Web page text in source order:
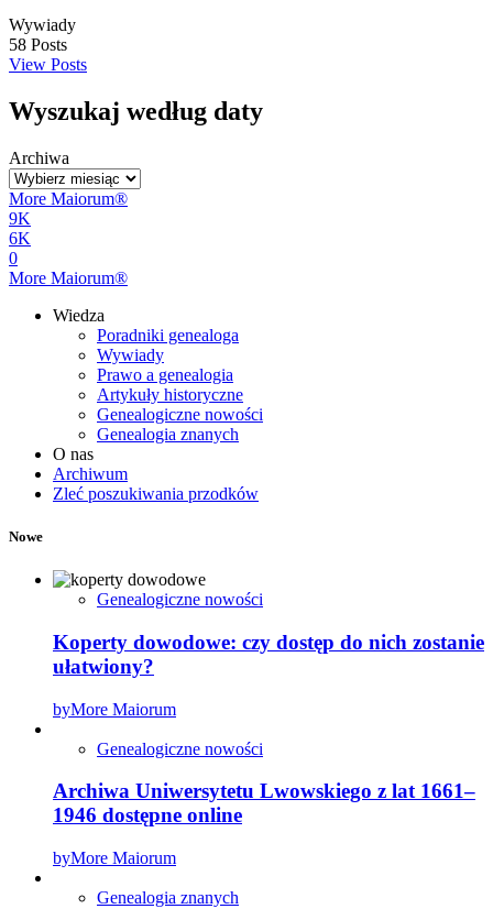
Wywiady
58 Posts
View Posts
Wyszukaj według daty
Archiwa
More Maiorum®
9K
6K
0
More Maiorum®
Wiedza
Poradniki genealoga
Wywiady
Prawo a genealogia
Artykuły historyczne
Genealogiczne nowości
Genealogia znanych
O nas
Archiwum
Zleć poszukiwania przodków
Nowe
Genealogiczne nowości
Koperty dowodowe: czy dostęp do nich zostanie
ułatwiony?
byMore Maiorum
Genealogiczne nowości
Archiwa Uniwersytetu Lwowskiego z lat 1661–
1946 dostępne online
byMore Maiorum
Genealogia znanych